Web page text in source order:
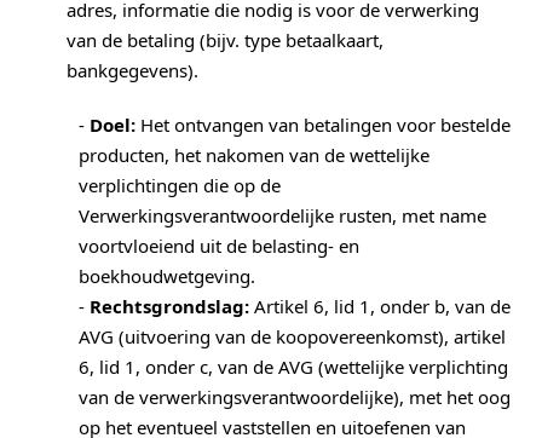
adres, informatie die nodig is voor de verwerking
van de betaling (bijv. type betaalkaart,
bankgegevens).
- Doel: Het ontvangen van betalingen voor bestelde
producten, het nakomen van de wettelijke
verplichtingen die op de
Verwerkingsverantwoordelijke rusten, met name
voortvloeiend uit de belasting- en
boekhoudwetgeving.
- Rechtsgrondslag: Artikel 6, lid 1, onder b, van de
AVG (uitvoering van de koopovereenkomst), artikel
6, lid 1, onder c, van de AVG (wettelijke verplichting
van de verwerkingsverantwoordelijke), met het oog
op het eventueel vaststellen en uitoefenen van